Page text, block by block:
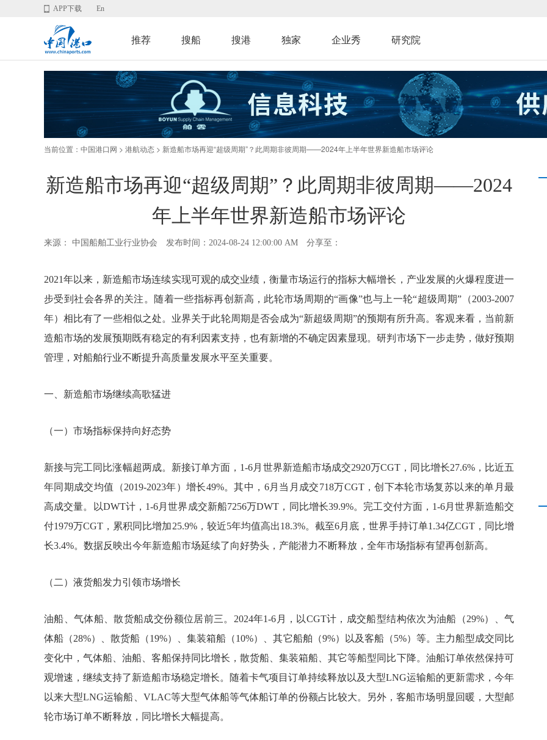
APP下载 En
推荐 搜船 搜港 独家 企业秀 研究院
当前位置： 中国港口网 > 港航动态 > 新造船市场再迎“超级周期”？此周期非彼周期——2024年上半年世界新造船市场评论
新造船市场再迎“超级周期”？此周期非彼周期——2024
年上半年世界新造船市场评论
来源： 中国船舶工业行业协会 发布时间：2024-08-24 12:00:00 AM 分享至：
2021年以来，新造船市场连续实现可观的成交业绩，衡量市场运行的指标大幅增长，产业发展的火爆程度进一
步受到社会各界的关注。随着一些指标再创新高，此轮市场周期的“画像”也与上一轮“超级周期”（2003-2007
年）相比有了一些相似之处。业界关于此轮周期是否会成为“新超级周期”的预期有所升高。客观来看，当前新
造船市场的发展预期既有稳定的有利因素支持，也有新增的不确定因素显现。研判市场下一步走势，做好预期
管理，对船舶行业不断提升高质量发展水平至关重要。
一、新造船市场继续高歌猛进
（一）市场指标保持向好态势
新接与完工同比涨幅超两成。新接订单方面，1-6月世界新造船市场成交2920万CGT，同比增长27.6%，比近五
年同期成交均值（2019-2023年）增长49%。其中，6月当月成交718万CGT，创下本轮市场复苏以来的单月最
高成交量。以DWT计，1-6月世界成交新船7256万DWT，同比增长39.9%。完工交付方面，1-6月世界新造船交
付1979万CGT，累积同比增加25.9%，较近5年均值高出18.3%。截至6月底，世界手持订单1.34亿CGT，同比增
长3.4%。数据反映出今年新造船市场延续了向好势头，产能潜力不断释放，全年市场指标有望再创新高。
（二）液货船发力引领市场增长
油船、气体船、散货船成交份额位居前三。2024年1-6月，以CGT计，成交船型结构依次为油船（29%）、气
体船（28%）、散货船（19%）、集装箱船（10%）、其它船舶（9%）以及客船（5%）等。主力船型成交同比
变化中，气体船、油船、客船保持同比增长，散货船、集装箱船、其它等船型同比下降。油船订单依然保持可
观增速，继续支持了新造船市场稳定增长。随着卡气项目订单持续释放以及大型LNG运输船的更新需求，今年
以来大型LNG运输船、VLAC等大型气体船等气体船订单的份额占比较大。另外，客船市场明显回暖，大型邮
轮市场订单不断释放，同比增长大幅提高。